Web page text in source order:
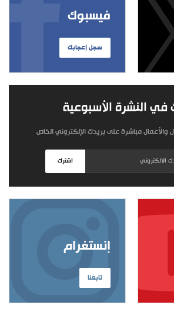
فيسبوك
سجل إعجابك
في النشرة الأسبوعية
والأعمال مباشرة على بريدك الإلكتروني الخاص
اشترك
إنستغرام
تابعنا